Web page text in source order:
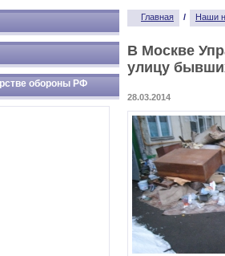
обороны РФ
Главная / Наши
В Москве
улицу
28.03.2014